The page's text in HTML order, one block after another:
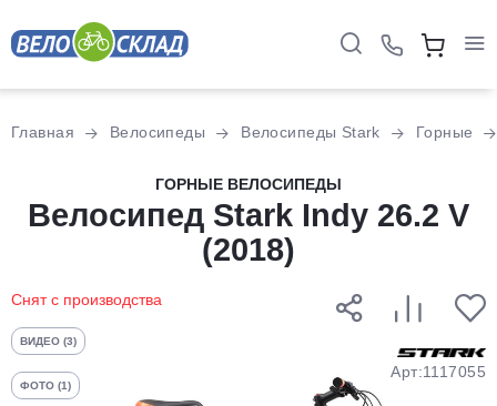
Главная Велосипеды Велосипеды Stark Горные
ГОРНЫЕ ВЕЛОСИПЕДЫ
Велосипед Stark Indy 26.2 V
(2018)
Снят с производства
ВИДЕО (3)
ФОТО (1)
Арт:1117055
Разбейте
оплатуна части
без переплат
График платежей